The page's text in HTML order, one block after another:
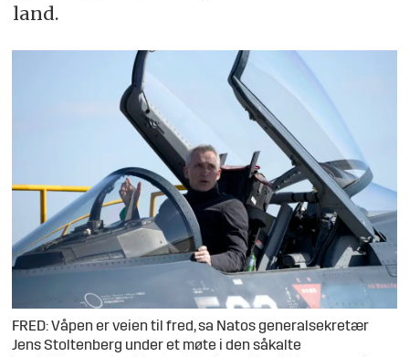
land.
FRED: Våpen er veien til fred, sa Natos generalsekretær
Jens Stoltenberg under et møte i den såkalte